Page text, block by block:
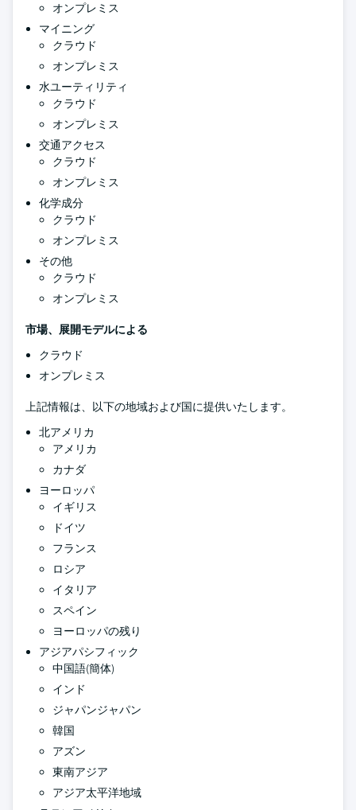
オンプレミス
マイニング
クラウド
オンプレミス
水ユーティリティ
クラウド
オンプレミス
交通アクセス
クラウド
オンプレミス
化学成分
クラウド
オンプレミス
その他
クラウド
オンプレミス
市場、展開モデルによる
クラウド
オンプレミス
上記情報は、以下の地域および国に提供いたします。
北アメリカ
アメリカ
カナダ
ヨーロッパ
イギリス
ドイツ
フランス
ロシア
イタリア
スペイン
ヨーロッパの残り
アジアパシフィック
中国語(簡体)
インド
ジャパンジャパン
韓国
アズン
東南アジア
アジア太平洋地域